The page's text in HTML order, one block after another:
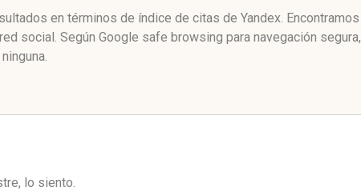
en términos de índice de citas de Yandex. Encontramos
social. Según Google safe browsing para navegación segura,
lo siento.